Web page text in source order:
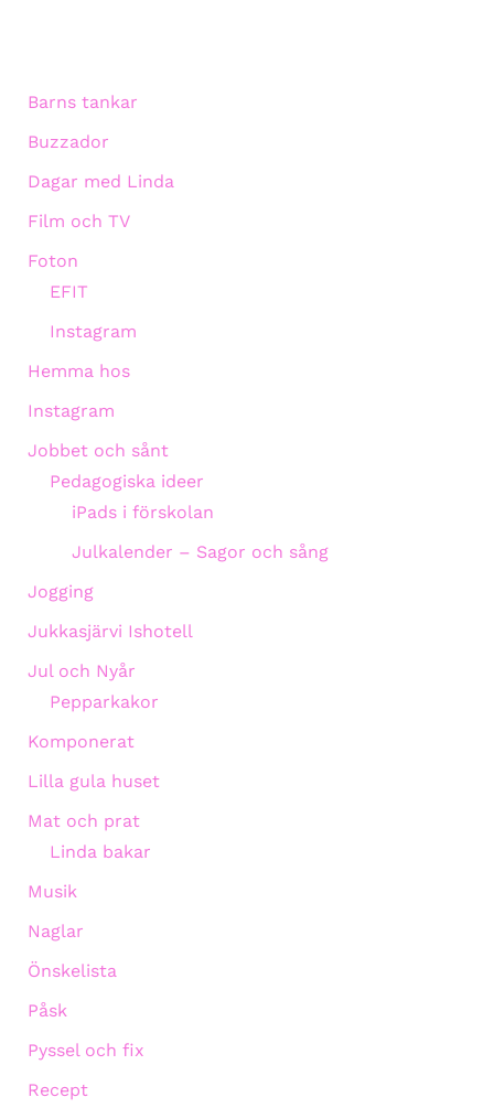
Barns tankar
Buzzador
Dagar med Linda
Film och TV
Foton
EFIT
Instagram
Hemma hos
Instagram
Jobbet och sånt
Pedagogiska ideer
iPads i förskolan
Julkalender – Sagor och sång
Jogging
Jukkasjärvi Ishotell
Jul och Nyår
Pepparkakor
Komponerat
Lilla gula huset
Mat och prat
Linda bakar
Musik
Naglar
Önskelista
Påsk
Pyssel och fix
Recept